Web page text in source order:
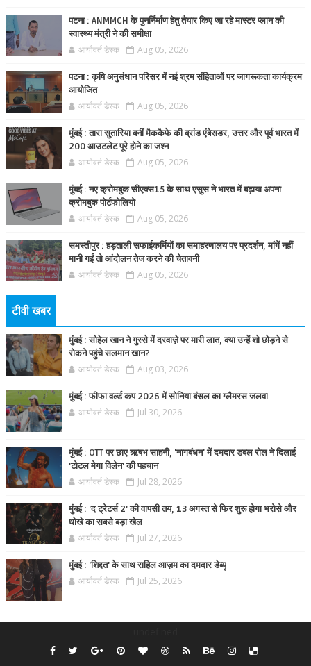
पटना : ANMMCH के पुनर्निर्माण हेतु तैयार किए जा रहे मास्टर प्लान की
स्वास्थ्य मंत्री ने की समीक्षा
आर्यावर्त डेस्क Aug 05, 2026
पटना : कृषि अनुसंधान परिसर में नई श्रम संहिताओं पर जागरूकता कार्यक्रम
आयोजित
आर्यावर्त डेस्क Aug 05, 2026
मुंबई : तारा सुतारिया बनीं मैककैफे की ब्रांड एंबेसडर, उत्तर और पूर्व भारत में
200 आउटलेट पूरे होने का जश्न
आर्यावर्त डेस्क Aug 05, 2026
मुंबई : नए क्रोमबुक सीएक्स15 के साथ एसुस ने भारत में बढ़ाया अपना
क्रोमबुक पोर्टफोलियो
आर्यावर्त डेस्क Aug 05, 2026
समस्तीपुर : हड़ताली सफाईकर्मियों का समाहरणालय पर प्रदर्शन, मांगें नहीं
मानी गईं तो आंदोलन तेज करने की चेतावनी
आर्यावर्त डेस्क Aug 05, 2026
टीवी खबर
मुंबई : सोहेल खान ने गुस्से में दरवाज़े पर मारी लात, क्या उन्हें शो छोड़ने से
रोकने पहुंचे सलमान खान?
आर्यावर्त डेस्क Aug 03, 2026
मुंबई : फीफा वर्ल्ड कप 2026 में सोनिया बंसल का ग्लैमरस जलवा
आर्यावर्त डेस्क Jul 30, 2026
मुंबई : OTT पर छाए ऋषभ साहनी, 'नागबंधन' में दमदार डबल रोल ने दिलाई
'टोटल मेगा विलेन' की पहचान
आर्यावर्त डेस्क Jul 28, 2026
मुंबई : 'द ट्रेटर्स 2' की वापसी तय, 13 अगस्त से फिर शुरू होगा भरोसे और
धोखे का सबसे बड़ा खेल
आर्यावर्त डेस्क Jul 27, 2026
मुंबई : 'शिद्दत' के साथ राहिल आज़म का दमदार डेब्यू
आर्यावर्त डेस्क Jul 25, 2026